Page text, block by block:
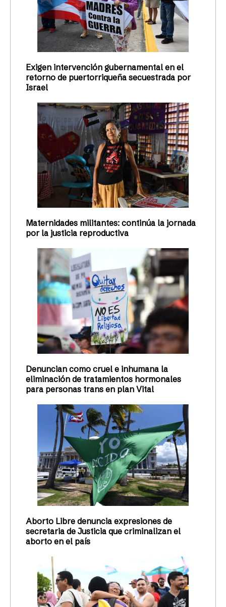
Exigen intervención gubernamental en el
retorno de puertorriqueña secuestrada por
Israel
Maternidades militantes: continúa la jornada
por la justicia reproductiva
Denuncian como cruel e inhumana la
eliminación de tratamientos hormonales
para personas trans en plan Vital
Aborto Libre denuncia expresiones de
secretaria de Justicia que criminalizan el
aborto en el país